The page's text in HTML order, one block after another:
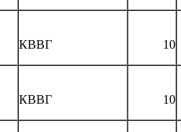
КВВГ 10
КВВГ 10